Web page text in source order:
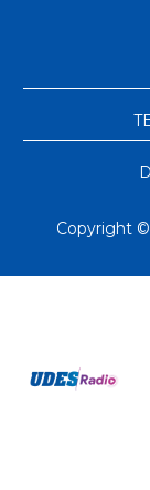
Copyright ©